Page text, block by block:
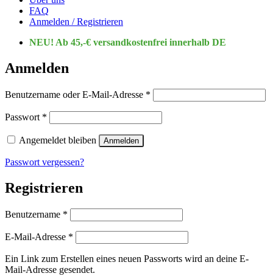
FAQ
Anmelden / Registrieren
NEU! Ab 45,-€ versandkostenfrei innerhalb DE
Anmelden
Benutzername oder E-Mail-Adresse *
Passwort *
Angemeldet bleiben Anmelden
Passwort vergessen?
Registrieren
Benutzername *
E-Mail-Adresse *
Ein Link zum Erstellen eines neuen Passworts wird an deine E-
Mail-Adresse gesendet.